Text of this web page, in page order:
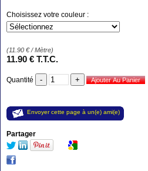
Choisissez votre couleur :
(11.90 €/ Mètre)
11.90 € T.T.C.
Quantité
Envoyer cette page à un(e) ami(e)
Partager